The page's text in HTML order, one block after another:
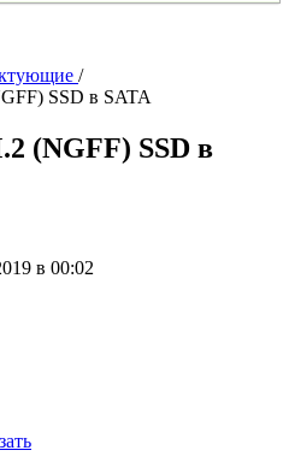
/
SSD в SATA
(NGFF) SSD в
в 00:02